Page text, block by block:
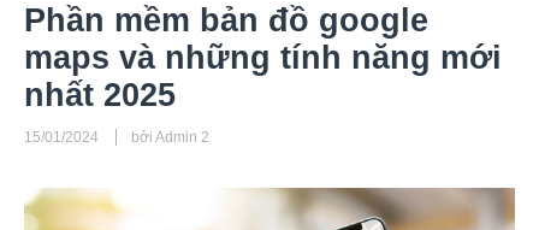
Phần mềm bản đồ google
maps và những tính năng mới
nhất 2025
15/01/2024 bởi Admin 2